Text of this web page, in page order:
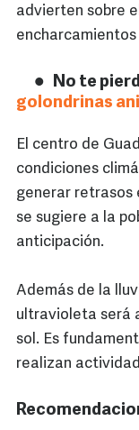
advierten sobre
No te
golondrinas
El centro de
condiciones
generar retrasos
se sugiere a la
anticipación.
Además de la
ultravioleta será
sol. Es
realizan